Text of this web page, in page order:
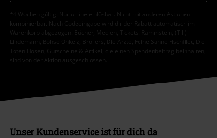
*4 Wochen gültig. Nur online einlösbar. Nicht mit anderen Aktionen
kombinierbar. Nach Codeeingabe wird dir der Rabatt automatisch im
Warenkorb abgezogen. Bücher, Medien, Tickets, Rammstein, (Till)
Lindemann, Böhse Onkelz, Broilers, Die Ärzte, Feine Sahne Fischfilet, Die
Toten Hosen, Gutscheine & Artikel, die einen Spendenbeitrag beinhalten,
sind von der Aktion ausgeschlossen.
Unser Kundenservice ist für dich da